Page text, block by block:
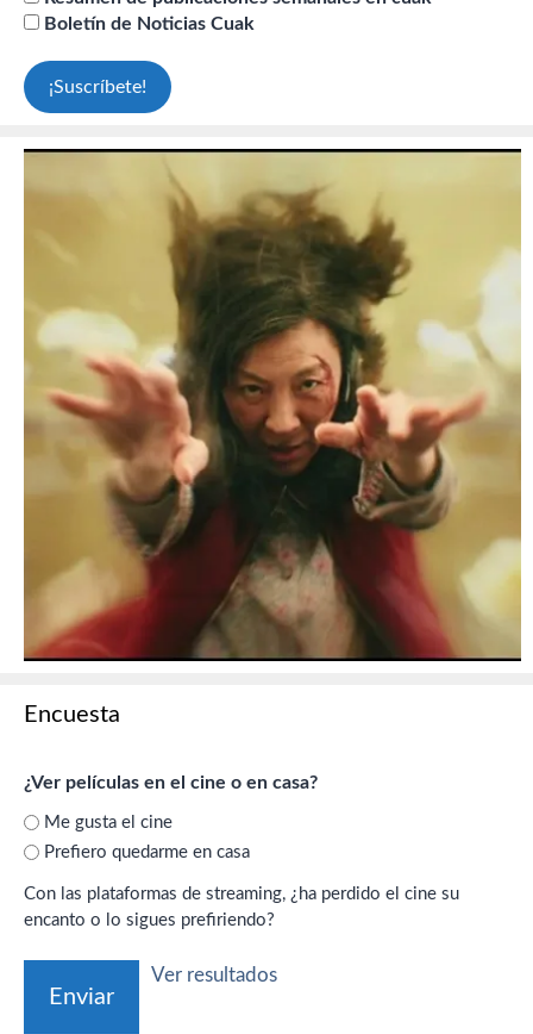
Boletín de Noticias Cuak
Encuesta
¿Ver películas en el cine o en casa?
Me gusta el cine
Prefiero quedarme en casa
Con las plataformas de streaming, ¿ha perdido el cine su
encanto o lo sigues prefiriendo?
Ver resultados